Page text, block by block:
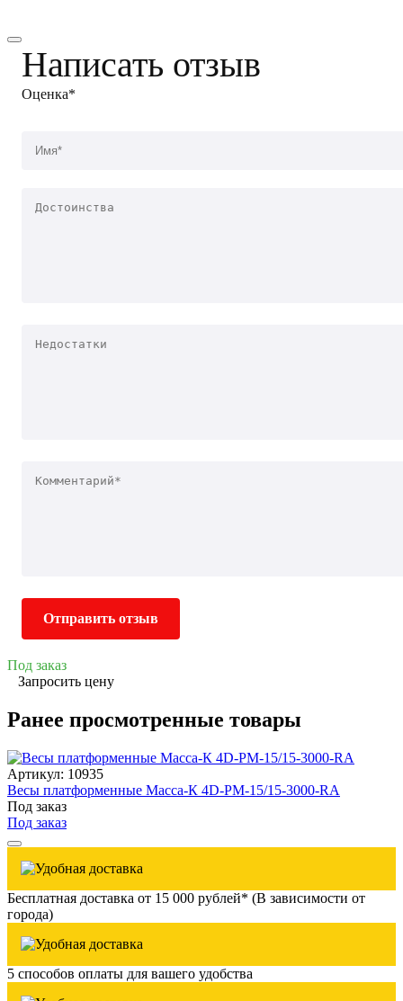
Написать отзыв
Оценка*
Отправить отзыв
Под заказ
Запросить цену
Ранее просмотренные товары
Артикул: 10935
Весы платформенные Масса-К 4D-PM-15/15-3000-RA
Под заказ
Под заказ
Бесплатная доставка от 15 000 рублей* (В зависимости от
города)
5 способов оплаты для вашего удобства